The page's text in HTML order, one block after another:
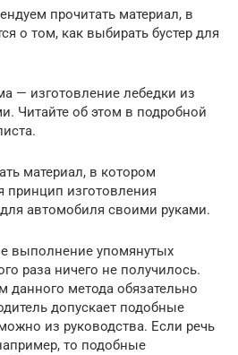
прочитать материал, в
о том, как выбирать бустер для
— изготовление лебедки из
Читайте об этом в подробной
материал, в котором
принцип изготовления
для автомобиля своими руками.
выполнение упомянутых
раза ничего не получилось.
данного метода обязательно
допускает подобные
из руководства. Если речь
то подобные